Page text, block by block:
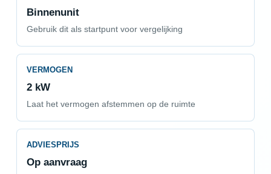
Binnenunit
Gebruik dit als startpunt voor vergelijking
VERMOGEN
2 kW
Laat het vermogen afstemmen op de ruimte
ADVIESPRIJS
Op aanvraag